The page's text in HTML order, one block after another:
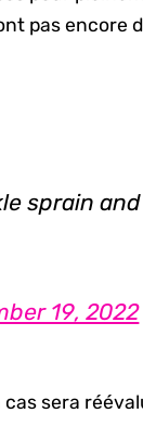
pas encore
sprain
19, 2022
sera